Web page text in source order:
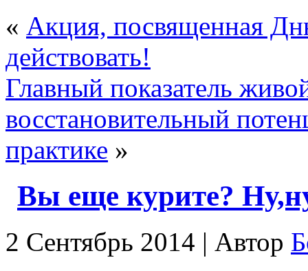
« Акция, посвященная
действовать!
Главный показатель
восстановительный
практике »
Вы еще курите?
2 Сентябрь 2014 | Автор